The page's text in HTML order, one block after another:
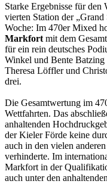
Starke Ergebnisse für den
vierten Station der
Woche: Im 470er Mixed
Markfort mit dem
für ein rein deutsches
Winkel und Bente
Theresa Löffler und
drei.
Die Gesamtwertung im
Wettfahrten. Das
anhaltenden
der Kieler Förde keine
auch in den vielen
verhinderte. Im
Markfort in der
auch unter den